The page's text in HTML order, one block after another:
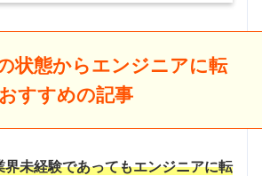
状態からエンジニアに転
すすめの記事
界未経験であってもエンジニアに転